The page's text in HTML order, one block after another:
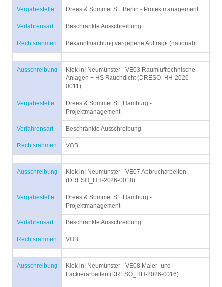
Vergabestelle Drees & Sommer SE Berlin - Projektmanagement
Verfahrensart Beschränkte Ausschreibung
Rechtsrahmen Bekanntmachung vergebene Aufträge (national)
Ausschreibung
Kiek in! Neumünster - VE03 Raumlufttechnische
Anlagen + HS Rauchdicht (DRESO_HH-2026-
0011)
Vergabestelle
Drees & Sommer SE Hamburg -
Projektmanagement
Verfahrensart Beschränkte Ausschreibung
Rechtsrahmen VOB
Ausschreibung
Kiek in! Neumünster - VE07 Abbrucharbeiten
(DRESO_HH-2026-0018)
Vergabestelle
Drees & Sommer SE Hamburg -
Projektmanagement
Verfahrensart Beschränkte Ausschreibung
Rechtsrahmen VOB
Ausschreibung
Kiek in! Neumünster - VE08 Maler- und
Lackierarbeiten (DRESO_HH-2026-0016)